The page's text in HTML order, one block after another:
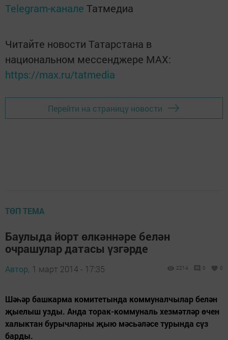
Telegram-канале Татмедиа
Читайте новости Татарстана в
национальном мессенджере MАХ:
https://max.ru/tatmedia
Перейти на страницу новости
ТӨП ТЕМА
Баулыда йорт өлкәннәре белән
очрашулар датасы үзгәрде
Автор, 1 март 2014 - 17:35 2214 0 0
Шәһәр башкарма комитетында коммуналчылар белән
җыелыш узды. Анда торак-коммуналь хезмәтләр өчен
халыктан бурычларны җыю мәсьәләсе турында сүз
барды.